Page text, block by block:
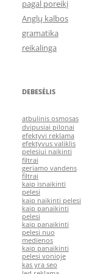
pagal poreikį
Anglų kalbos
gramatika
reikalinga
DEBESĖLIS
atbulinis osmosas
dvipusiai pilonai
efektyvi reklama
efektyvus valiklis
pelesiui naikinti
filtrai
geriamo vandens
filtrai
kaip isnaikinti
pelesi
kaip naikinti pelesi
kaip panaikinti
pelesi
kaip panaikinti
pelesi nuo
medienos
kaip panaikinti
pelesi vonioje
kas yra seo